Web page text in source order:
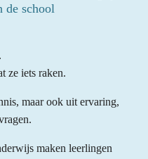
school
ze iets raken.
maar ook uit ervaring,
maken leerlingen